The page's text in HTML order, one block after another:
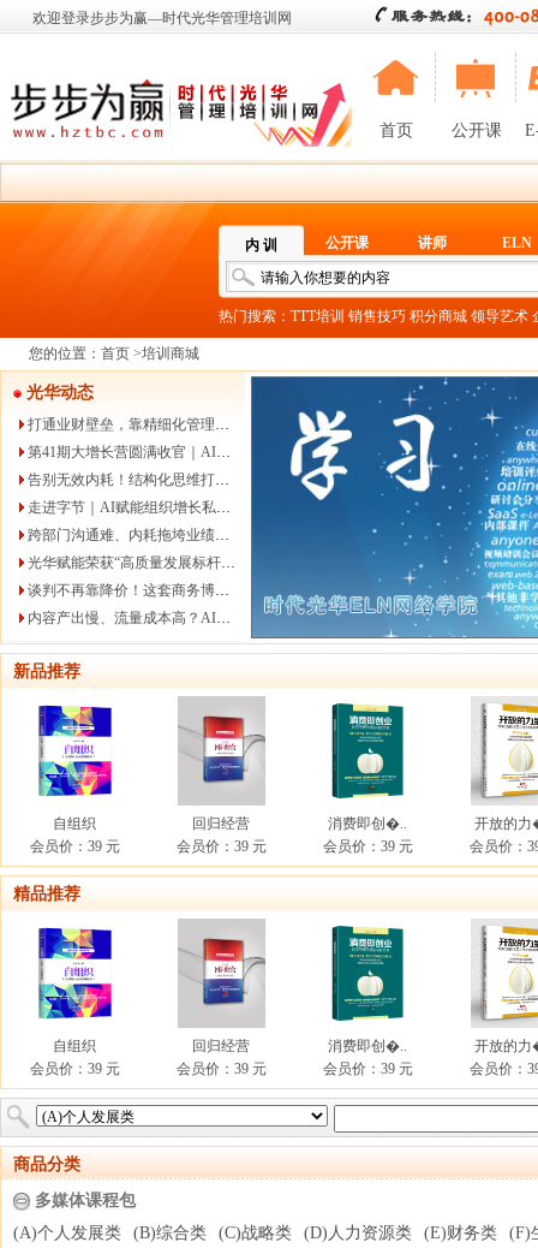
欢迎登录步步为赢—时代光华管理培训网
首页 公开课
内 训 公开课 讲师 ELN
热门搜索： TTT培训 销售技巧 积分商城 领导艺术
您的位置： 首页 >培训商城
光华动态
打通业财壁垒，靠精细化管理放大利润
第41期大增长营圆满收官｜AI落地+科学经营双引擎，解锁
告别无效内耗！结构化思维打造高效解题团队
走进字节｜AI赋能组织增长私享会圆满落幕，解锁结构性增长
跨部门沟通难、内耗拖垮业绩？这场沙盘课教你打通跨部门协作
光华赋能荣获“高质量发展标杆型企业”
谈判不再靠降价！这套商务博弈法，直接拿下大客户
内容产出慢、流量成本高？AI一站式搭建自动化营销体系
新品推荐
自组织
会员价：39 元
回归经营
会员价：39 元
消费即创�..
会员价：39 元
开放的
会员价：
精品推荐
自组织
会员价：39 元
回归经营
会员价：39 元
消费即创�..
会员价：39 元
开放的
会员价：
商品分类
多媒体课程包
(A)个人发展类
(B)综合类 (C)战略类 (D)人力资源类 (E)财务类
(F)